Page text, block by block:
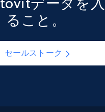
894+
ディーラー管理プラット
ディーラーデータを
ドおよび地域別の在庫回
クルージュ＝ナポカ、テ
いて、代替燃料車の供給
いるかを現場レベルで把
化されたAutovitデータを
よび電気自動車リスティ
ること。
セールストーク